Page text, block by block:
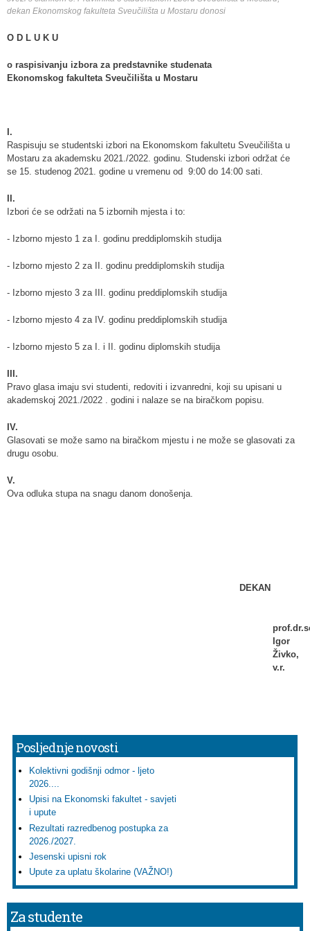
dekan Ekonomskog fakulteta Sveučilišta u Mostaru donosi
O D L U K U
o raspisivanju izbora za predstavnike studenata
Ekonomskog fakulteta Sveučilišta u Mostaru
I.
Raspisuju se studentski izbori na Ekonomskom fakultetu Sveučilišta u
Mostaru za akademsku 2021./2022. godinu. Studenski izbori održat će
se 15. studenog 2021. godine u vremenu od 9:00 do 14:00 sati.
II.
Izbori će se održati na 5 izbornih mjesta i to:
- Izborno mjesto 1 za I. godinu preddiplomskih studija
- Izborno mjesto 2 za II. godinu preddiplomskih studija
- Izborno mjesto 3 za III. godinu preddiplomskih studija
- Izborno mjesto 4 za IV. godinu preddiplomskih studija
- Izborno mjesto 5 za I. i II. godinu diplomskih studija
III.
Pravo glasa imaju svi studenti, redoviti i izvanredni, koji su upisani u
akademskoj 2021./2022 . godini i nalaze se na biračkom popisu.
IV.
Glasovati se može samo na biračkom mjestu i ne može se glasovati za
drugu osobu.
V.
Ova odluka stupa na snagu danom donošenja.
DEKAN
Igor
Živko,
v.r.
Posljednje novosti
Kolektivni godišnji odmor - ljeto
2026....
Upisi na Ekonomski fakultet - savjeti
i upute
Rezultati razredbenog postupka za
2026./2027.
Jesenski upisni rok
Upute za uplatu školarine (VAŽNO!)
Za studente